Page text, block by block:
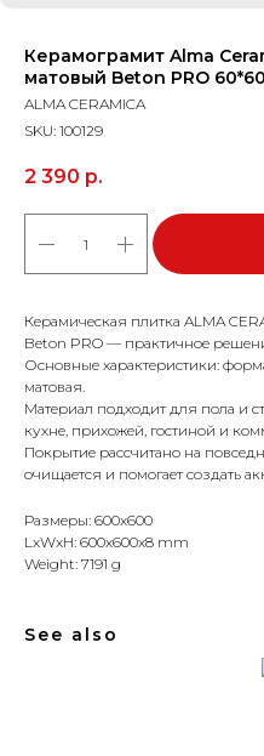
Керамограмит Alma
матовый Beton PRO
ALMA CERAMICA
SKU: 100129
2 390 р.
Керамическая плитка ALMA
Beton PRO — практичное
Основные характеристики:
матовая.
Материал подходит для пола и
кухне, прихожей, гостиной и
Покрытие рассчитано на
очищается и помогает создать
Размеры: 600x600
LxWxH: 600x600x8 mm
Weight: 7191 g
See also